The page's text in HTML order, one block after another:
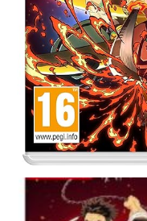
Ajouter à ma Kyft list